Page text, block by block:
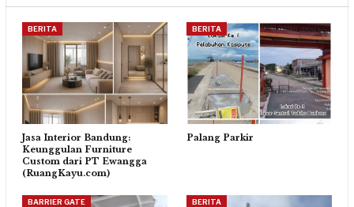
BERITA
Jasa Interior Bandung:
Keunggulan Furniture
Custom dari PT Ewangga
(RuangKayu.com)
BERITA
Palang Parkir
BARRIER GATE BERITA